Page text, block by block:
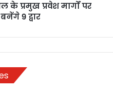
के प्रमुख प्रवेश मार्गों पर
बनेंगे 9 द्वार